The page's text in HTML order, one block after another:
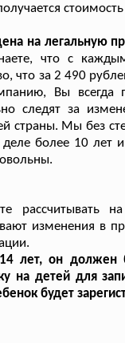
на легальную
что с
что за 2 490
Вы всегда
следят за
страны. Мы без
более 10 лет
изменения в
14 лет, он
на детей для
будет